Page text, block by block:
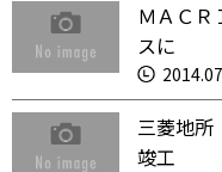
ＭＡＣ
スに
三菱地所
竣工